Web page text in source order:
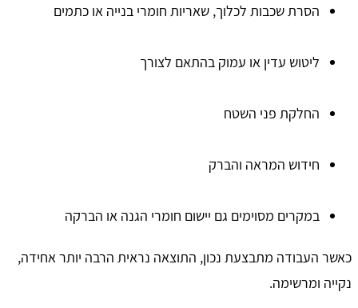
הסרת שכבות לכלוך, שאריות חומרי בנייה או כתמים
ליטוש עדין או עמוק בהתאם לצורך
החלקת פני השטח
חידוש המראה והברק
במקרים מסוימים גם יישום חומרי הגנה או הברקה
כאשר העבודה מתבצעת נכון, התוצאה נראית הרבה יותר אחידה,
נקייה ומרשימה.